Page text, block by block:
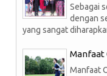
Sebagai
dengan
yang sangat
Manfaat
Manfaat